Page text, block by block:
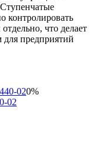
контролировать
что делает
предприятий
0%
02